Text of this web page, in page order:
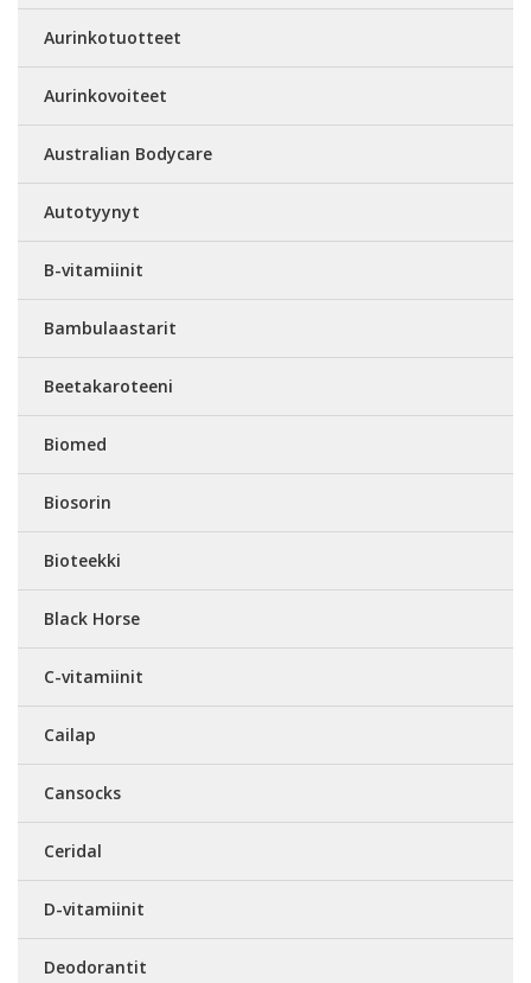
Aurinkotuotteet
Aurinkovoiteet
Australian Bodycare
Autotyynyt
B-vitamiinit
Bambulaastarit
Beetakaroteeni
Biomed
Biosorin
Bioteekki
Black Horse
C-vitamiinit
Cailap
Cansocks
Ceridal
D-vitamiinit
Deodorantit